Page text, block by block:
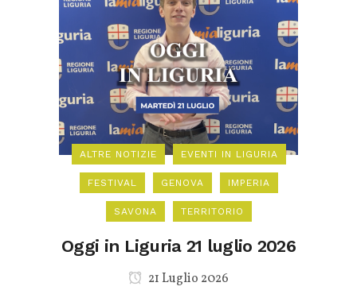
ALTRE NOTIZIE EVENTI IN LIGURIA
FESTIVAL GENOVA IMPERIA
SAVONA TERRITORIO
Oggi in Liguria 21 luglio 2026
21 Luglio 2026